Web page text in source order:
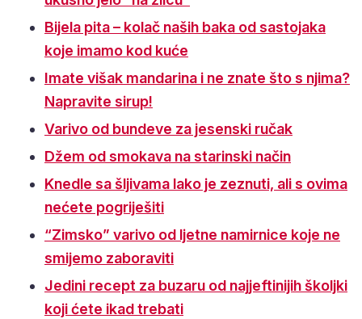
Bijela pita – kolač naših baka od sastojaka
koje imamo kod kuće
Imate višak mandarina i ne znate što s njima?
Napravite sirup!
Varivo od bundeve za jesenski ručak
Džem od smokava na starinski način
Knedle sa šljivama lako je zeznuti, ali s ovima
nećete pogriješiti
“Zimsko” varivo od ljetne namirnice koje ne
smijemo zaboraviti
Jedini recept za buzaru od najjeftinijih školjki
koji ćete ikad trebati